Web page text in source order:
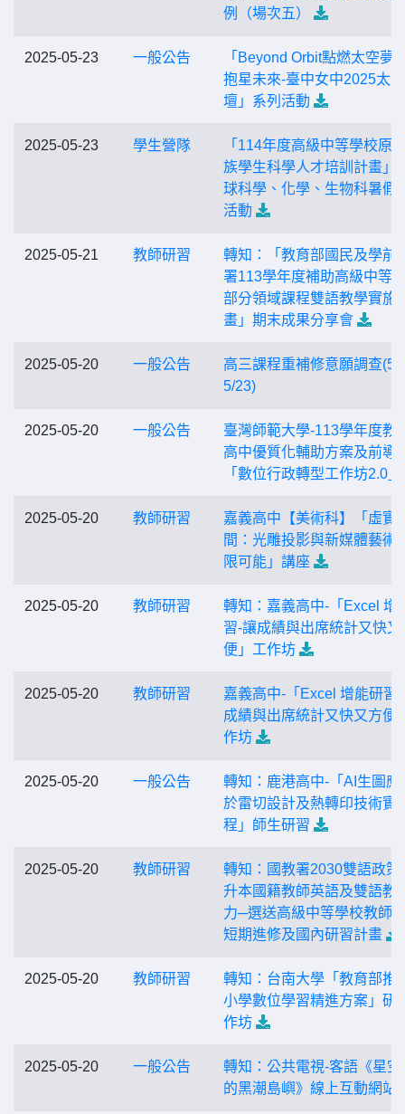
例（場次五）
2025-05-23 一般公告
「Beyond Orbit點燃太空夢
抱星未來-臺中女中2025太
壇」系列活動
2025-05-23 學生營隊
「114年度高級中等學校原
族學生科學人才培訓計畫」
球科學、化學、生物科暑假
活動
2025-05-21 教師研習
轉知：「教育部國民及學前
署113學年度補助高級中等
部分領域課程雙語教學實施
畫」期末成果分享會
2025-05-20 一般公告
高三課程重補修意願調查(5/
5/23)
2025-05-20 一般公告
臺灣師範大學-113學年度教
高中優質化輔助方案及前導
「數位行政轉型工作坊2.0」
2025-05-20 教師研習
嘉義高中【美術科】「虛實
間：光雕投影與新媒體藝術
限可能」講座
2025-05-20 教師研習
轉知：嘉義高中-「Excel 增
習-讓成績與出席統計又快又
便」工作坊
2025-05-20 教師研習
嘉義高中-「Excel 增能研習-
成績與出席統計又快又方便
作坊
2025-05-20 一般公告
轉知：鹿港高中-「AI生圖應
於雷切設計及熱轉印技術實
程」師生研習
2025-05-20 教師研習
轉知：國教署2030雙語政策
升本國籍教師英語及雙語教
力─選送高級中等學校教師
短期進修及國內研習計畫
2025-05-20 教師研習
轉知：台南大學「教育部推
小學數位學習精進方案」研
作坊
2025-05-20 一般公告
轉知：公共電視-客語《星空
的黑潮島嶼》線上互動網站